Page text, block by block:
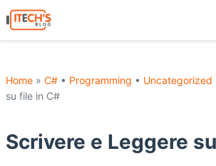
Home » C# • Programming • Uncategorized
su file in C#
Scrivere e Leggere